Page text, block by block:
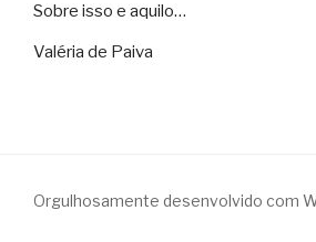
Sobre isso e aquilo…
Valéria de Paiva
Orgulhosamente desenvolvido com